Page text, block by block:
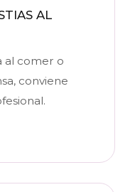
AL
al comer o
conviene